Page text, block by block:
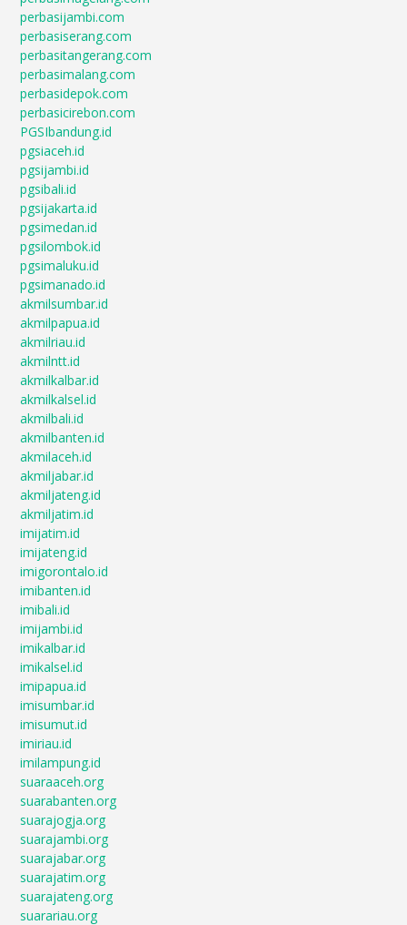
perbasijambi.com
perbasiserang.com
perbasitangerang.com
perbasimalang.com
perbasidepok.com
perbasicirebon.com
PGSIbandung.id
pgsiaceh.id
pgsijambi.id
pgsibali.id
pgsijakarta.id
pgsimedan.id
pgsilombok.id
pgsimaluku.id
pgsimanado.id
akmilsumbar.id
akmilpapua.id
akmilriau.id
akmilntt.id
akmilkalbar.id
akmilkalsel.id
akmilbali.id
akmilbanten.id
akmilaceh.id
akmiljabar.id
akmiljateng.id
akmiljatim.id
imijatim.id
imijateng.id
imigorontalo.id
imibanten.id
imibali.id
imijambi.id
imikalbar.id
imikalsel.id
imipapua.id
imisumbar.id
imisumut.id
imiriau.id
imilampung.id
suaraaceh.org
suarabanten.org
suarajogja.org
suarajambi.org
suarajabar.org
suarajatim.org
suarajateng.org
suarariau.org